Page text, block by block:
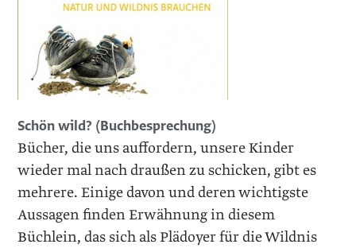
Schön wild? (Buchbesprechung)
Bücher, die uns auffordern, unsere Kinder
wieder mal nach draußen zu schicken, gibt es
mehrere. Einige davon und deren wichtigste
Aussagen finden Erwähnung in diesem
Büchlein, das sich als Plädoyer für die Wildnis